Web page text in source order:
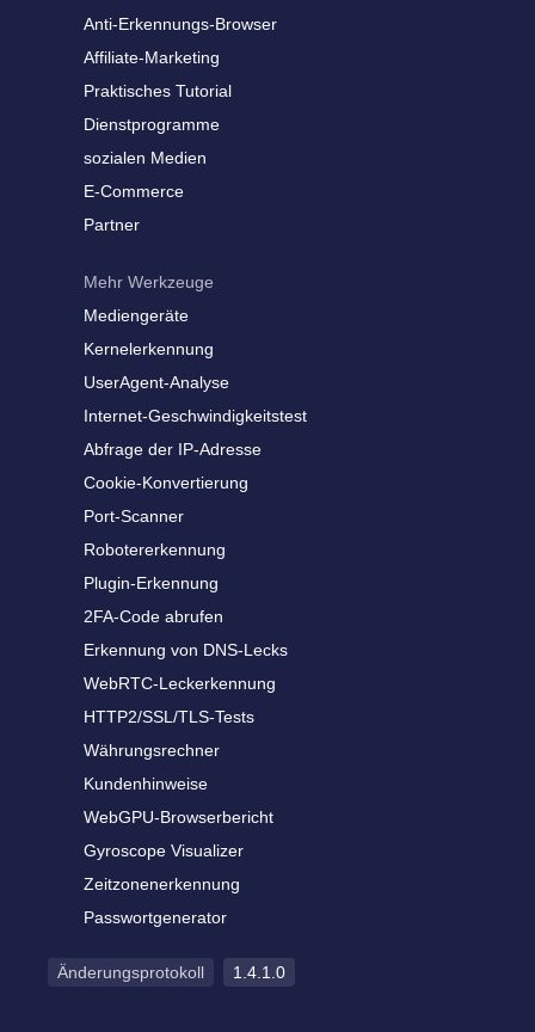
Anti-Erkennungs-Browser
Affiliate-Marketing
Praktisches Tutorial
Dienstprogramme
sozialen Medien
E-Commerce
Partner
Mehr Werkzeuge
Mediengeräte
Kernelerkennung
UserAgent-Analyse
Internet-Geschwindigkeitstest
Abfrage der IP-Adresse
Cookie-Konvertierung
Port-Scanner
Robotererkennung
Plugin-Erkennung
2FA-Code abrufen
Erkennung von DNS-Lecks
WebRTC-Leckerkennung
HTTP2/SSL/TLS-Tests
Währungsrechner
Kundenhinweise
WebGPU-Browserbericht
Gyroscope Visualizer
Zeitzonenerkennung
Passwortgenerator
Änderungsprotokoll 1.4.1.0